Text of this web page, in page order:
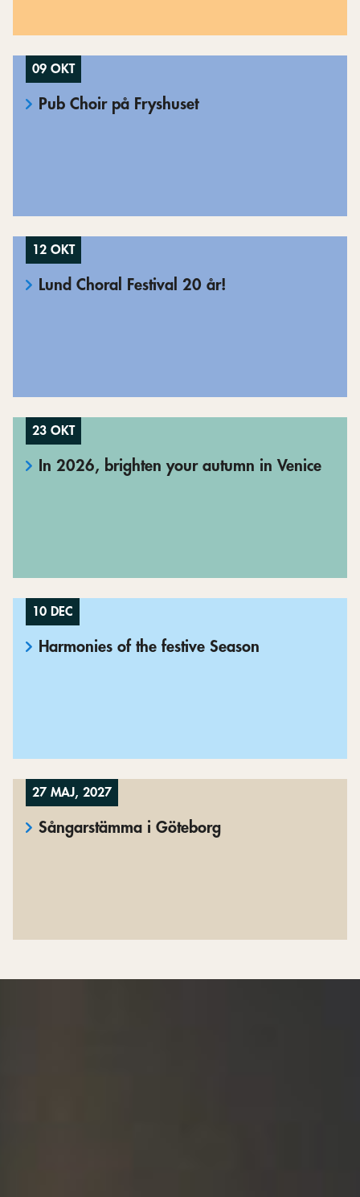
09 OKT
Pub Choir på Fryshuset
12 OKT
Lund Choral Festival 20 år!
23 OKT
In 2026, brighten your autumn in Venice
10 DEC
Harmonies of the festive Season
27 MAJ, 2027
Sångarstämma i Göteborg